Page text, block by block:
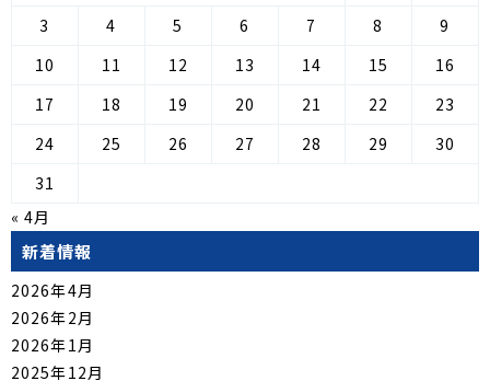
3
4 5 6 7 8
9
10
11 12 13 14 15
16
17
18 19 20 21 22
23
24
25 26 27 28 29
30
31
« 4月
新着情報
2026年4月
2026年2月
2026年1月
2025年12月